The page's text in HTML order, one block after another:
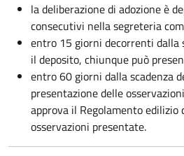
la deliberazione di adozioneè
consecutivi nella segreteria
entro 15 giorni decorrenti dalla
il deposito, chiunque può
entro 60 giorni dalla scadenza
presentazione delle
approva il Regolamento edilizio
osservazioni presentate.